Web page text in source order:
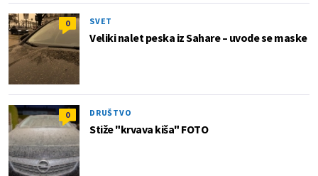
0 SVET
Veliki nalet peska iz Sahare – uvode se maske
0 DRUŠTVO
Stiže "krvava kiša" FOTO